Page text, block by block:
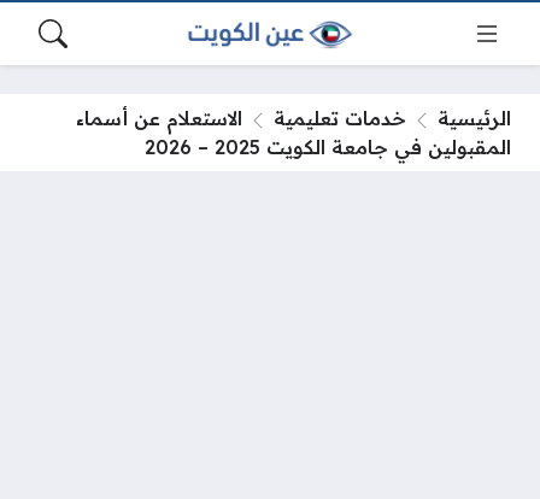
الرئيسية خدمات تعليمية
الاستعلام عن أسماء
المقبولين في جامعة الكويت 2025 – 2026